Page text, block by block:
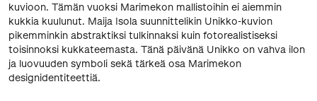
kuvioon. Tämän vuoksi Marimekon mallistoihin ei aiemmin
kukkia kuulunut. Maija Isola suunnittelikin Unikko-kuvion
pikemminkin abstraktiksi tulkinnaksi kuin fotorealistiseksi
toisinnoksi kukkateemasta. Tänä päivänä Unikko on vahva ilon
ja luovuuden symboli sekä tärkeä osa Marimekon
designidentiteettiä.